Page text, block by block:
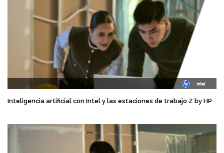
Inteligencia artificial con Intel y las estaciones de trabajo Z by HP